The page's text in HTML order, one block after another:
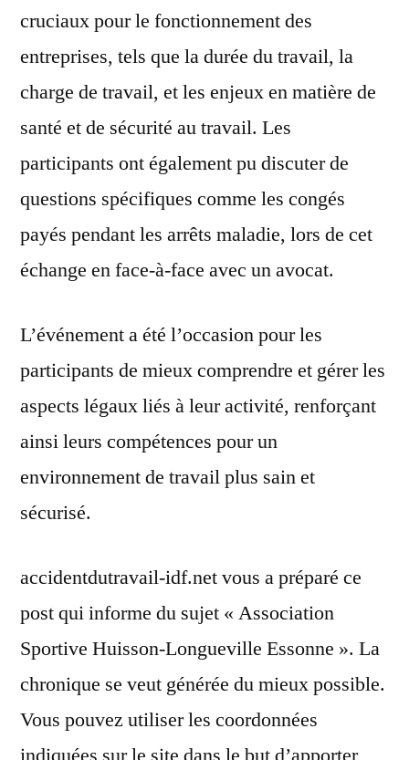
cruciaux pour le fonctionnement des
entreprises, tels que la durée du travail, la
charge de travail, et les enjeux en matière de
santé et de sécurité au travail. Les
participants ont également pu discuter de
questions spécifiques comme les congés
payés pendant les arrêts maladie, lors de cet
échange en face-à-face avec un avocat.
L’événement a été l’occasion pour les
participants de mieux comprendre et gérer les
aspects légaux liés à leur activité, renforçant
ainsi leurs compétences pour un
environnement de travail plus sain et
sécurisé.
accidentdutravail-idf.net vous a préparé ce
post qui informe du sujet « Association
Sportive Huisson-Longueville Essonne ». La
chronique se veut générée du mieux possible.
Vous pouvez utiliser les coordonnées